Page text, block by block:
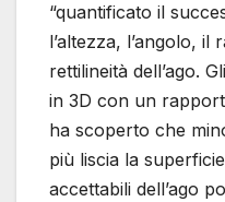
“quantificato il
l’altezza, l’angolo, il
rettilineità dell’ago.
in 3D con un
ha scoperto che
più liscia la
accettabili dell’ago